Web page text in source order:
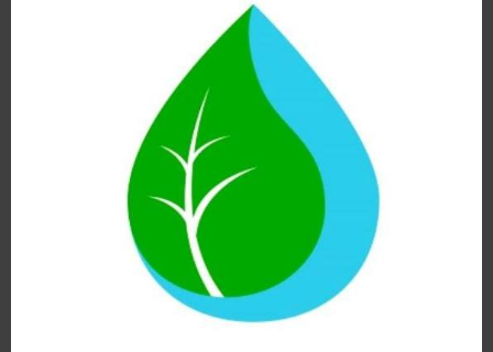
Hay existencias
PACK HIP TRÍO
ANTICAL + ANTI
FLÚOR + KIT CON
GRIFO UNA VÍA
PACK HIP TRÍO
ANTI
SEDIMENTOS +
ANTICAL + KIT
CON GRIFO UNA